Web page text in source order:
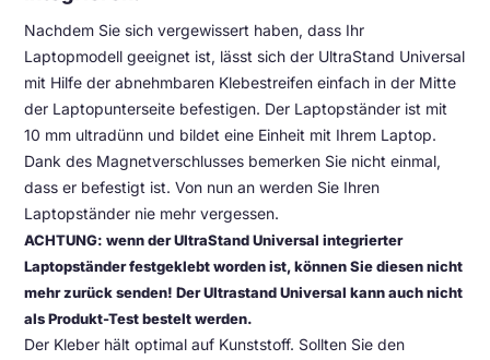
Nachdem Sie sich vergewissert haben, dass Ihr
Laptopmodell geeignet ist, lässt sich der UltraStand Universal
mit Hilfe der abnehmbaren Klebestreifen einfach in der Mitte
der Laptopunterseite befestigen. Der Laptopständer ist mit
10 mm ultradünn und bildet eine Einheit mit Ihrem Laptop.
Dank des Magnetverschlusses bemerken Sie nicht einmal,
dass er befestigt ist. Von nun an werden Sie Ihren
Laptopständer nie mehr vergessen.
ACHTUNG: wenn der UltraStand Universal integrierter
Laptopständer festgeklebt worden ist, können Sie diesen nicht
mehr zurück senden! Der Ultrastand Universal kann auch nicht
als Produkt-Test bestelt werden.
Der Kleber hält optimal auf Kunststoff. Sollten Sie den